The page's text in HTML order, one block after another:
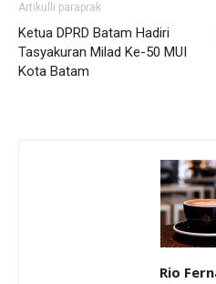
Artikulli paraprak
Ketua DPRD Batam Hadiri
Tasyakuran Milad Ke-50 MUI
Kota Batam
Rio